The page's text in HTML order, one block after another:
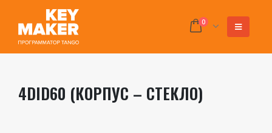
0
4DID60 (КОРПУС – СТЕКЛО)